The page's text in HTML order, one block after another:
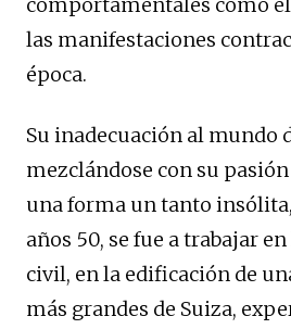
las manifestaciones
época.
Su inadecuación al mundo
mezclándose con su
una forma un tanto
años 50, se fue a trabajar
civil, en la edificación de
más grandes de Suiza,